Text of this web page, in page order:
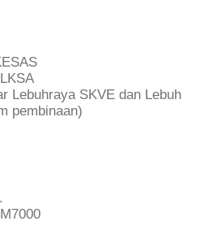
Lebuhraya SKVE dan Lebuh
pembinaan)